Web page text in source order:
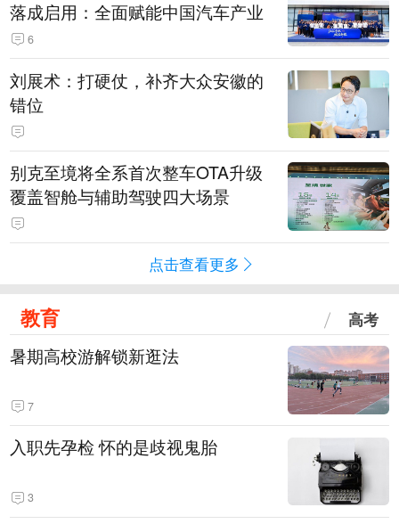
落成启用：全面赋能中国汽车产业
6
刘展术：打硬仗，补齐大众安徽的
错位
别克至境将全系首次整车OTA升级
覆盖智舱与辅助驾驶四大场景
点击查看更多
教育 高考
暑期高校游解锁新逛法
7
入职先孕检 怀的是歧视鬼胎
3